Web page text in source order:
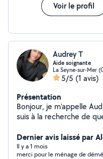
Voir le profil
Audrey T
Aide soignante
La Seyne-sur-Mer
5/5 (1 avis)
Présentation
Bonjour, je m'appelle
suis à la recherche de
personne sérieuse et
Dernier avis laissé par
Il y a 1 mois
merci pour le ménage de